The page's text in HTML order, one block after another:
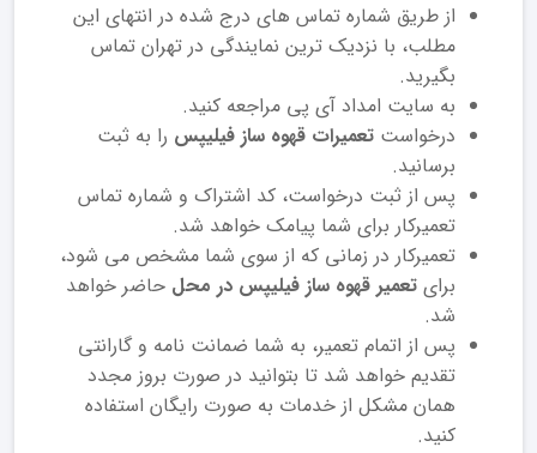
از طریق شماره تماس های درج شده در انتهای این
مطلب، با نزدیک ترین نمایندگی در تهران تماس
بگیرید.
به سایت امداد آی پی مراجعه کنید.
درخواست تعمیرات قهوه ساز فیلیپس را به ثبت
برسانید.
پس از ثبت درخواست، کد اشتراک و شماره تماس
تعمیرکار برای شما پیامک خواهد شد.
تعمیرکار در زمانی که از سوی شما مشخص می شود،
برای تعمیر قهوه ساز فیلیپس در محل حاضر خواهد
شد.
پس از اتمام تعمیر، به شما ضمانت نامه و گارانتی
تقدیم خواهد شد تا بتوانید در صورت بروز مجدد
همان مشکل از خدمات به صورت رایگان استفاده
کنید.